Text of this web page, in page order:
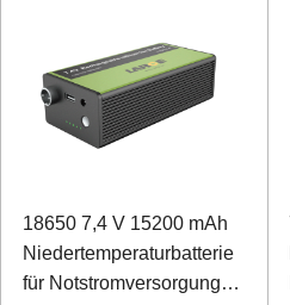
18650 7,4 V 15200 mAh
Niedertemperaturbatterie
für Notstromversorgung